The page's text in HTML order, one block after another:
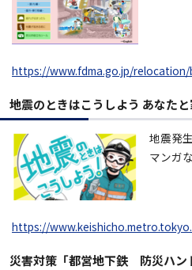
https://www.fdma.go.jp/
地震のときはこうしよう あなた
地震発
マンガ
https://
災害対策「都営地下鉄 防災ハン